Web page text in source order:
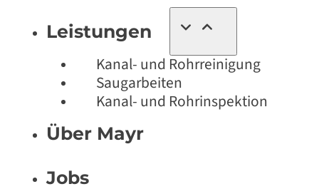
Leistungen
Kanal- und Rohrreinigung
Saugarbeiten
Kanal- und Rohrinspektion
Über Mayr
Jobs